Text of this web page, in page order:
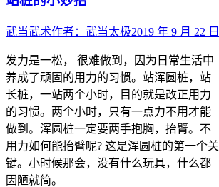
武当武术作者： 武当太极2019 年 9 月 22 日
发力是一松， 很难做到，因为日常生活中
养成了顽固的用力的习惯。站浑圆桩，站
长桩，一站两个小时，目的就是改正用力
的习惯。两个小时，只有一点力不用才能
做到。浑圆桩一定要两手抱胸，抬臂。不
用力如何能抬臂呢? 这是浑圆桩的第一个关
键。小时候那会，没有什么玩具，什么都
因陋就简。